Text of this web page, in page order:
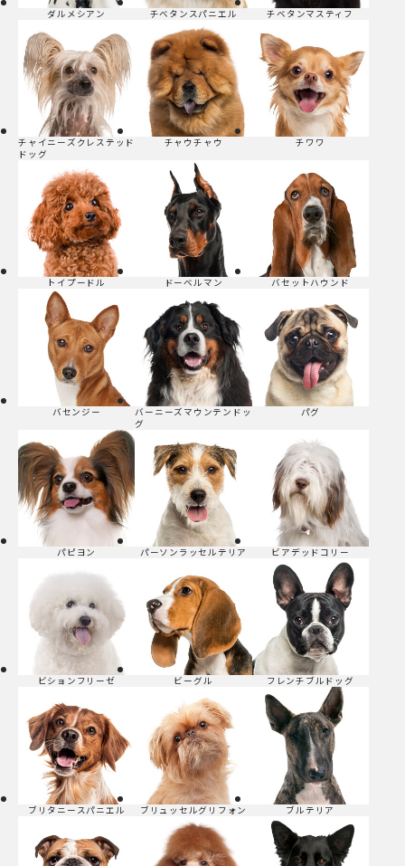
ダルメシアン チベタンスパニエル チベタンマスティフ
チャイニーズクレステッド
ドッグ
チャウチャウ チワワ
トイプードル ドーベルマン バセットハウンド
バセンジー
バーニーズマウンテンドッ
グ
パグ
パピヨン パーソンラッセルテリア ビアデッドコリー
ビションフリーゼ ビーグル フレンチブルドッグ
ブリタニースパニエル ブリュッセルグリフォン ブルテリア